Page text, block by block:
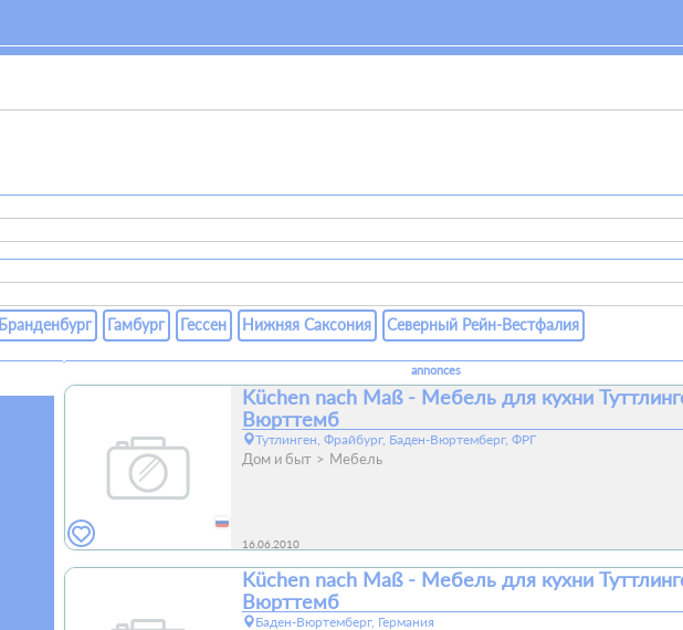
Бранденбург Гамбург Гессен Нижняя Саксония Северный Рейн-Вестфалия
annonces
Küchen nach Maß - Мебель для кухни
Вюрттемб
Тутлинген, Фрайбург, Баден-Вюртемберг, ФРГ
Дом и быт Мебель
16.06.2010
Küchen nach Maß - Мебель для кухни
Вюрттемб
Баден-Вюртемберг, Германия